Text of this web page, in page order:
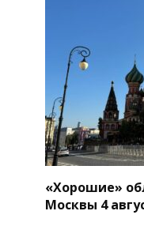
«Хорошие»
Москвы 4